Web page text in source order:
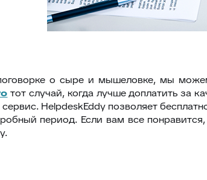
о сыре и мышеловке, мы
тот случай, когда лучше доплатить за
HelpdeskEddy позволяет
период. Если вам все